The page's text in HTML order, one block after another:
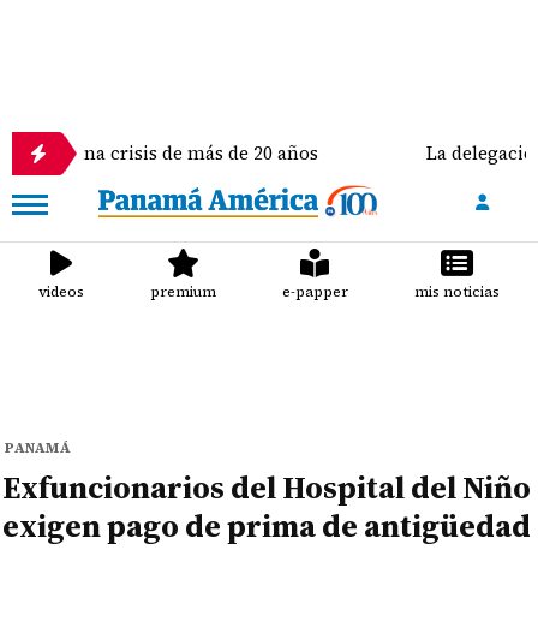
crisis de más de 20 años La delegación de
videos premium e-papper mis noticias
PANAMÁ
Exfuncionarios del Hospital del Niño
exigen pago de prima de antigüedad